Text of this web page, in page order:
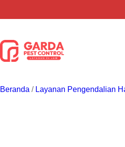
ke
Beranda / Layanan Pengendalian